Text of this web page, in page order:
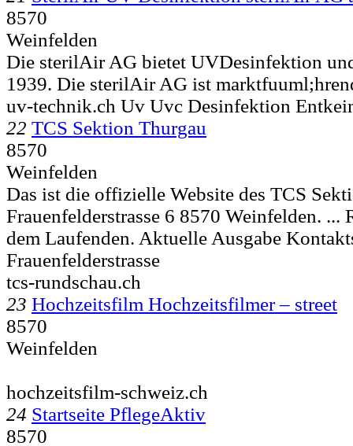
8570
Weinfelden
Die sterilAir AG bietet UVDesinfektion
1939. Die sterilAir AG ist
uv-technik.ch Uv Uvc Desinfektion
22 TCS Sektion Thurgau
8570
Weinfelden
Das ist die offizielle Website des TCS
Frauenfelderstrasse 6 8570 Weinfelden. ...
dem Laufenden. Aktuelle Ausgabe
Frauenfelderstrasse
tcs-rundschau.ch
23 Hochzeitsfilm Hochzeitsfilmer – street
8570
Weinfelden
hochzeitsfilm-schweiz.ch
24 Startseite PflegeAktiv
8570